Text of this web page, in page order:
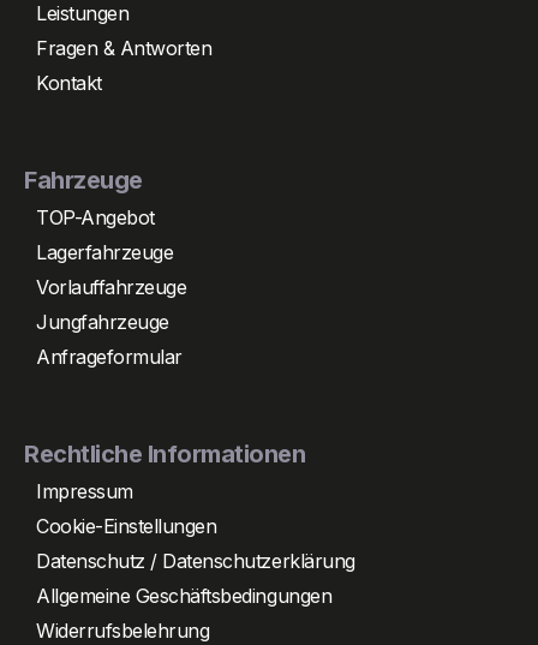
Leistungen
Fragen & Antworten
Kontakt
Fahrzeuge
TOP-Angebot
Lagerfahrzeuge
Vorlauffahrzeuge
Jungfahrzeuge
Anfrageformular
Rechtliche Informationen
Impressum
Cookie-Einstellungen
Datenschutz / Datenschutzerklärung
Allgemeine Geschäftsbedingungen
Widerrufsbelehrung